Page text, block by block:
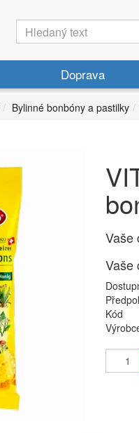
Doprava
Bylinné bonbóny a pastilky
Vaše
Vaše
Kód